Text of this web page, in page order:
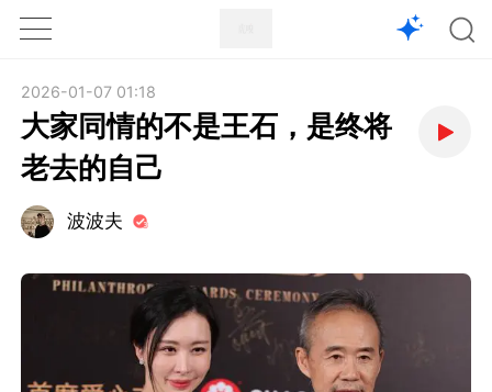
1X
2026-01-07 01:18
大家同情的不是王石，是终将
老去的自己
波波夫